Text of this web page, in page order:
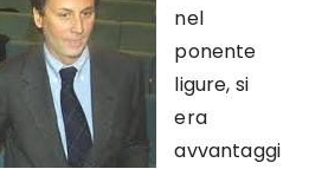
nel
ponente
ligure, si
era
avvantaggi